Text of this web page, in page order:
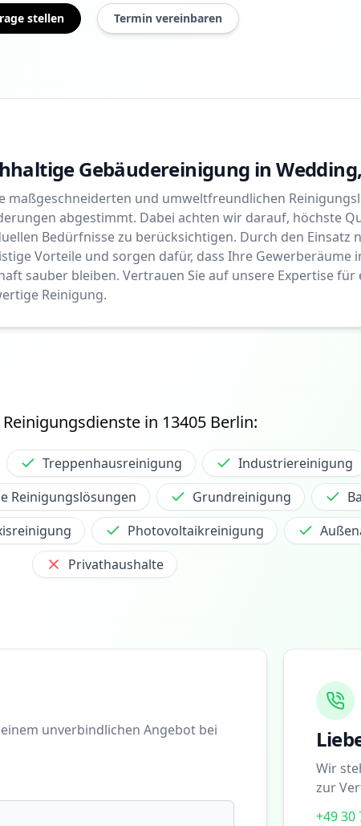
stellen Termin vereinbaren
Gebäudereinigung in
maßgeschneiderten und umweltfreundlichen
abgestimmt. Dabei achten wir darauf, höchste
Bedürfnisse zu berücksichtigen. Durch den
Vorteile und sorgen dafür, dass Ihre Gewerberäume
sauber bleiben. Vertrauen Sie auf unsere Expertise
Reinigung.
in 13405Berlin:
Treppenhausreinigung Industriereinigung
Reinigungslösungen Grundreinigung
Photovoltaikreinigung
Privathaushalte
unverbindlichen Angebot bei
Wir
zur
+49 30